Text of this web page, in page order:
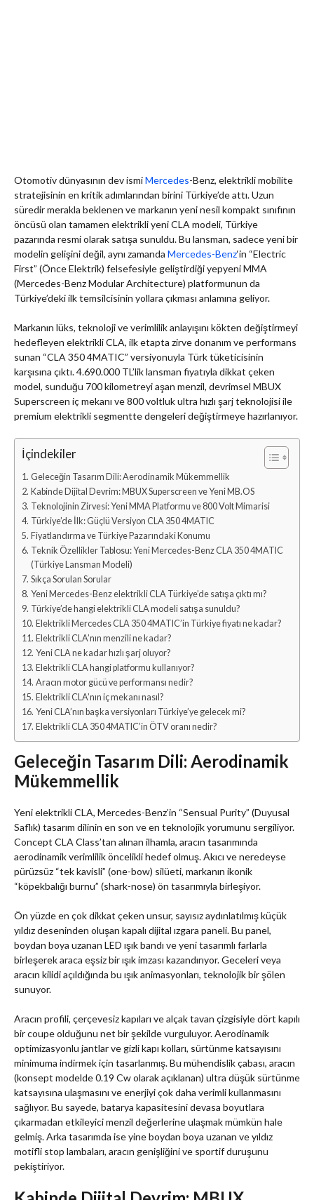
Otomotiv dünyasının dev ismiMercedes-Benz, elektrikli mobilite
stratejisinin en kritik adımlarından birini Türkiye’de attı. Uzun
süredir merakla beklenen ve markanın yeni nesil kompakt sınıfının
öncüsü olan tamamen elektrikli yeni CLA modeli, Türkiye
pazarında resmi olarak satışa sunuldu. Bu lansman, sadece yeni bir
modelin gelişini değil, aynı zamanda Mercedes-Benz‘in “Electric
First” (Önce Elektrik) felsefesiyle geliştirdiği yepyeni MMA
(Mercedes-Benz Modular Architecture) platformunun da
Türkiye’deki ilk temsilcisinin yollara çıkması anlamına geliyor.
Markanın lüks, teknoloji ve verimlilik anlayışını kökten değiştirmeyi
hedefleyen elektrikli CLA, ilk etapta zirve donanım ve performans
sunan “CLA 350 4MATIC” versiyonuyla Türk tüketicisinin
karşısına çıktı. 4.690.000 TL’lik lansman fiyatıyla dikkat çeken
model, sunduğu 700 kilometreyi aşan menzil, devrimsel MBUX
Superscreen iç mekanı ve 800 voltluk ultra hızlı şarj teknolojisi ile
premium elektrikli segmentte dengeleri değiştirmeye hazırlanıyor.
İçindekiler
Geleceğin Tasarım Dili: Aerodinamik Mükemmellik
Kabinde Dijital Devrim: MBUX Superscreen ve Yeni MB.OS
Teknolojinin Zirvesi: Yeni MMA Platformu ve 800 Volt Mimarisi
Türkiye’de İlk: Güçlü Versiyon CLA 350 4MATIC
Fiyatlandırma ve Türkiye Pazarındaki Konumu
Teknik Özellikler Tablosu: Yeni Mercedes-Benz CLA 350 4MATIC
(Türkiye Lansman Modeli)
Sıkça Sorulan Sorular
Yeni Mercedes-Benz elektrikli CLA Türkiye’de satışa çıktı mı?
Türkiye’de hangi elektrikli CLA modeli satışa sunuldu?
Elektrikli Mercedes CLA 350 4MATIC’in Türkiye fiyatı ne kadar?
Elektrikli CLA’nın menzili ne kadar?
Yeni CLA ne kadar hızlı şarj oluyor?
Elektrikli CLA hangi platformu kullanıyor?
Aracın motor gücü ve performansı nedir?
Elektrikli CLA’nın iç mekanı nasıl?
Yeni CLA’nın başka versiyonları Türkiye’ye gelecek mi?
Elektrikli CLA 350 4MATIC’in ÖTV oranı nedir?
Geleceğin Tasarım Dili: Aerodinamik
Mükemmellik
Yeni elektrikli CLA, Mercedes-Benz’in “Sensual Purity” (Duyusal
Saflık) tasarım dilinin en son ve en teknolojik yorumunu sergiliyor.
Concept CLA Class’tan alınan ilhamla, aracın tasarımında
aerodinamik verimlilik öncelikli hedef olmuş. Akıcı ve neredeyse
pürüzsüz “tek kavisli” (one-bow) silüeti, markanın ikonik
“köpekbalığı burnu” (shark-nose) ön tasarımıyla birleşiyor.
Ön yüzde en çok dikkat çeken unsur, sayısız aydınlatılmış küçük
yıldız deseninden oluşan kapalı dijital ızgara paneli. Bu panel,
boydan boya uzanan LED ışık bandı ve yeni tasarımlı farlarla
birleşerek araca eşsiz bir ışık imzası kazandırıyor. Geceleri veya
aracın kilidi açıldığında bu ışık animasyonları, teknolojik bir şölen
sunuyor.
Aracın profili, çerçevesiz kapıları ve alçak tavan çizgisiyle dört kapılı
bir coupe olduğunu net bir şekilde vurguluyor. Aerodinamik
optimizasyonlu jantlar ve gizli kapı kolları, sürtünme katsayısını
minimuma indirmek için tasarlanmış. Bu mühendislik çabası, aracın
(konsept modelde 0.19 Cw olarak açıklanan) ultra düşük sürtünme
katsayısına ulaşmasını ve enerjiyi çok daha verimli kullanmasını
sağlıyor. Bu sayede, batarya kapasitesini devasa boyutlara
çıkarmadan etkileyici menzil değerlerine ulaşmak mümkün hale
gelmiş. Arka tasarımda ise yine boydan boya uzanan ve yıldız
motifli stop lambaları, aracın genişliğini ve sportif duruşunu
pekiştiriyor.